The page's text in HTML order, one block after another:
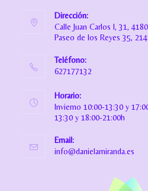
Dirección:
Calle Juan Carlos I, 31,
Paseo de los Reyes 35,
Teléfono:
627177132
Horario:
Invierno 10:00-13:30 y
13:30 y 18:00-21:00h
Email:
info@danielamiranda.es